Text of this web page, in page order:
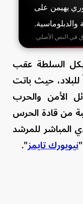
يهيمن على
والدبلوماسية.
في النص الأصلي.
السلطة عقب
حيث باتت
الأمن والحرب
من قادة الحرس
المباشر للمرشد
نيويورك تايمز".